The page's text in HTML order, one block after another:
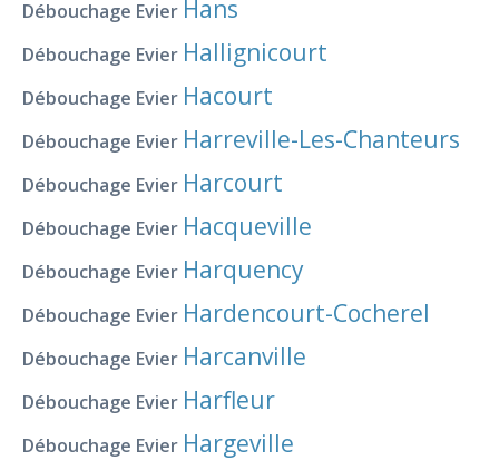
Débouchage Evier Hans
Débouchage Evier Hallignicourt
Débouchage Evier Hacourt
Débouchage Evier Harreville-Les-Chanteurs
Débouchage Evier Harcourt
Débouchage Evier Hacqueville
Débouchage Evier Harquency
Débouchage Evier Hardencourt-Cocherel
Débouchage Evier Harcanville
Débouchage Evier Harfleur
Débouchage Evier Hargeville